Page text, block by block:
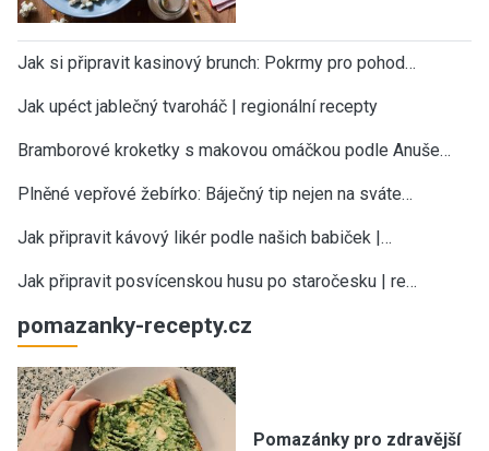
Jak si připravit kasinový brunch: Pokrmy pro pohod…
Jak upéct jablečný tvaroháč | regionální recepty
Bramborové kroketky s makovou omáčkou podle Anuše…
Plněné vepřové žebírko: Báječný tip nejen na sváte…
Jak připravit kávový likér podle našich babiček |…
Jak připravit posvícenskou husu po staročesku | re…
pomazanky-recepty.cz
Pomazánky pro zdravější